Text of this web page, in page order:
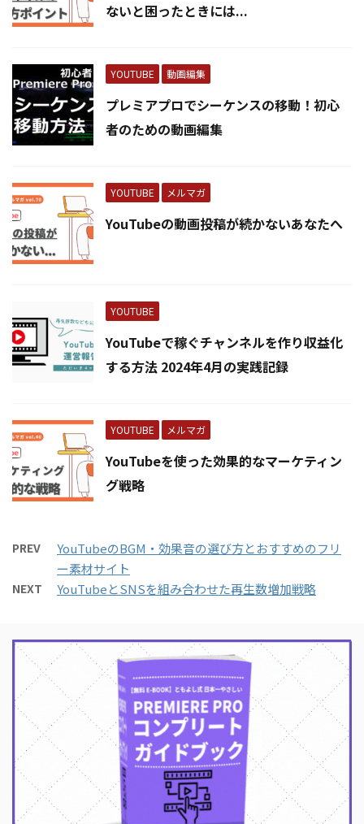
ないと困ったときには...
YOUTUBE 動画編集
プレミアプロでシーケンスの移動！初心
者のための動画編集
YOUTUBE メルマガ
YouTubeの動画投稿が続かないあなたへ
YOUTUBE
YouTubeで稼ぐチャンネルを作り収益化
する方法 2024年4月の実践記録
YOUTUBE メルマガ
YouTubeを使った効果的なマーケティン
グ戦略
PREV
YouTubeのBGM・効果音の選び方とおすすめのフリ
ー素材サイト
NEXT YouTubeとSNSを組み合わせた再生数増加戦略